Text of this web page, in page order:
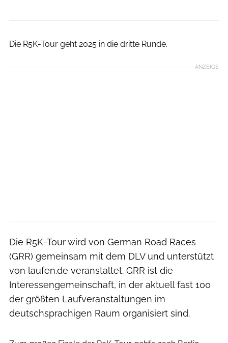
Die R5K-Tour geht 2025 in die dritte Runde.
ANZEIGE
Die R5K-Tour wird von German Road Races
(GRR) gemeinsam mit dem DLV und unterstützt
von laufen.de veranstaltet. GRR ist die
Interessengemeinschaft, in der aktuell fast 100
der größten Laufveranstaltungen im
deutschsprachigen Raum organisiert sind.